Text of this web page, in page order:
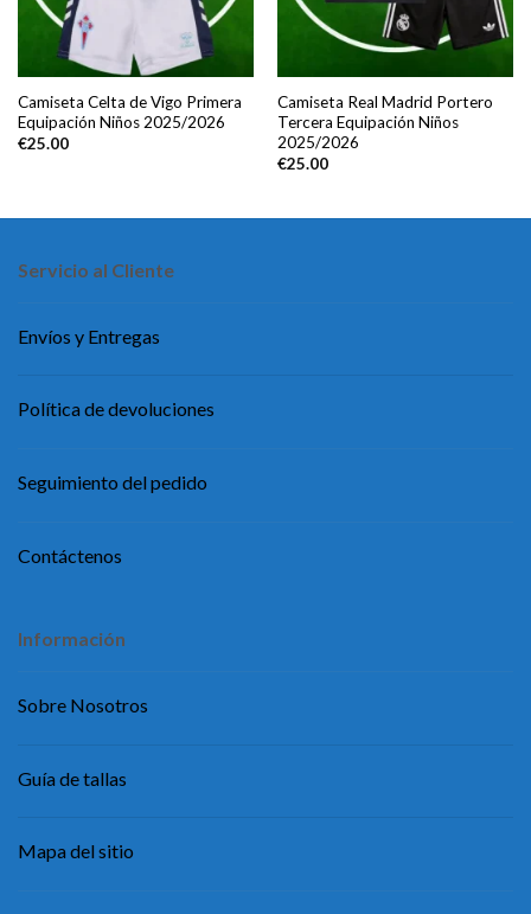
Camiseta Celta de Vigo Primera
Equipación Niños 2025/2026
€25.00
Camiseta Real Madrid Portero
Tercera Equipación Niños
2025/2026
€25.00
Servicio al Cliente
Envíos y Entregas
Política de devoluciones
Seguimiento del pedido
Contáctenos
Información
Sobre Nosotros
Guía de tallas
Mapa del sitio